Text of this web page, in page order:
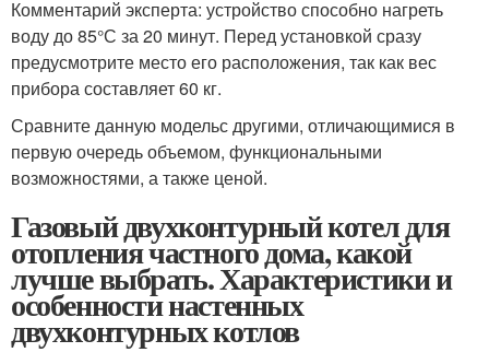
Комментарий эксперта: устройство способно нагреть
воду до 85°С за 20 минут. Перед установкой сразу
предусмотрите место его расположения, так как вес
прибора составляет 60 кг.
Сравните данную модельс другими, отличающимися в
первую очередь объемом, функциональными
возможностями, а также ценой.
Газовый двухконтурный котел для
отопления частного дома, какой
лучше выбрать. Характеристики и
особенности настенных
двухконтурных котлов